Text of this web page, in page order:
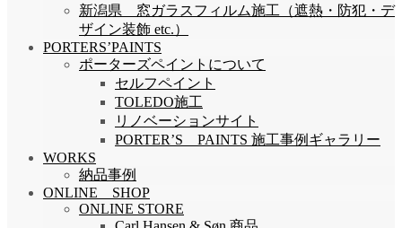
新潟県 窓ガラスフィルム施工（遮熱・防犯・デ
ザイン装飾 etc.）
PORTERS’PAINTS
ポーターズペイントについて
セルフペイント
TOLEDO施工
リノベーションサイト
PORTER’S PAINTS 施工事例ギャラリー
WORKS
納品事例
ONLINE SHOP
ONLINE STORE